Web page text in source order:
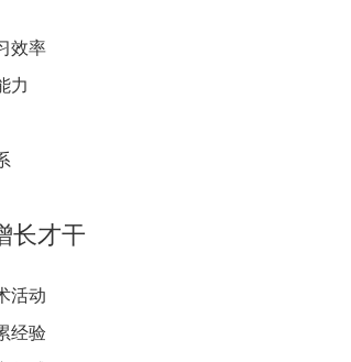
效率
力
长才干
活动
经验